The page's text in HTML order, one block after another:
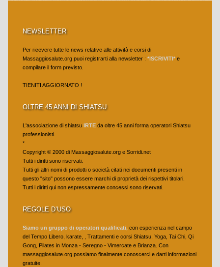
NEWSLETTER
Per ricevere tutte le news relative alle attività e corsi di
Massaggiosalute.org puoi registrarti alla newsletter : *ISCRIVITI*e
compilare il form previsto.
TIENITI AGGIORNATO !
OLTRE 45 ANNI DI SHIATSU
L'associazione di shiatsu IRTE da oltre 45 anni forma operatori Shiatsu
professionisti.
*
Copyright © 2000 di Massaggiosalute.org e Sorridi.net
Tutti i diritti sono riservati.
Tutti gli altri nomi di prodotti o società citati nei documenti presenti in
questo "sito" possono essere marchi di proprietà dei rispettivi titolari.
Tutti i diritti qui non espressamente concessi sono riservati.
REGOLE D’USO
Siamo un gruppo di operatori qualificati,con esperienza nel campo
del Tempo Libero, karate, , Trattamenti e corsi Shiatsu, Yoga, Tai Chi, Qi
Gong, Pilates in Monza - Seregno - Vimercate e Brianza. Con
massaggiosalute.org possiamo finalmente conoscerci e darti informazioni
gratuite.